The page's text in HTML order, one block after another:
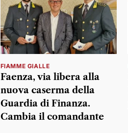
FIAMME GIALLE
Faenza, via libera alla
nuova caserma della
Guardia di Finanza.
Cambia il comandante